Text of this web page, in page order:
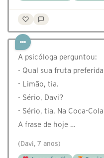
A psicóloga perguntou:
- Qual sua fruta
- Limão, tia.
- Sério, Davi?
- Sério, tia. Na Coca-
A frase de hoje …
(Davi, 7 anos)